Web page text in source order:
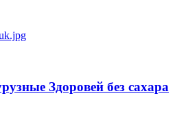
Здоровей без сахара